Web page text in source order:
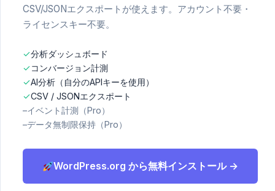
CSV/JSONエクスポートが使えます。アカウント不要・
ライセンスキー不要。
✓分析ダッシュボード
✓コンバージョン計測
✓AI分析（自分のAPIキーを使用）
✓CSV / JSONエクスポート
–イベント計測（Pro）
–データ無制限保持（Pro）
WordPress.org から無料インストール →